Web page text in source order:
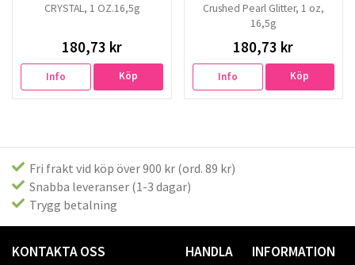
CRYSTAL, 1 OZ.16,5g
180,73 kr
Info Köp
Crushed Pearl Glitter, 1 oz,
16,5g
180,73 kr
Info Köp
Fri frakt vid köp över 900 kr (ord. 89 kr)
Snabba leveranser (1-3 dagar)
Trygg betalning
KONTAKTA OSS HANDLA INFORMATION